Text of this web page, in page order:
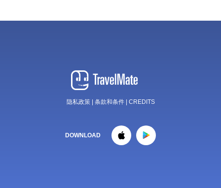
隐私政策| 条款和条件 CREDITS
DOWNLOAD